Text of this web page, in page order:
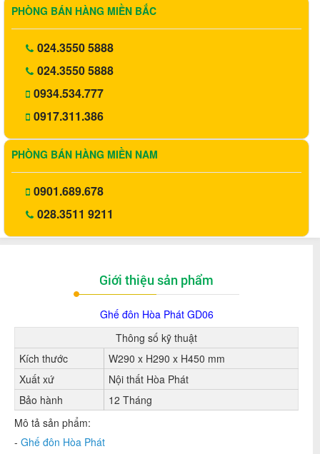
PHÒNG BÁN HÀNG MIỀN BẮC
024.3550 5888
024.3550 5888
0934.534.777
0917.311.386
PHÒNG BÁN HÀNG MIỀN NAM
0901.689.678
028.3511 9211
Giới thiệu sản phẩm
Ghế đôn Hòa Phát GD06
Thông số kỹ thuật
Kích thước
W290 x H290 x H450 mm
Xuất xứ
Nội thất Hòa Phát
Bảo hành
12 Tháng
Mô tả sản phẩm:
- Ghế đôn Hòa Phát